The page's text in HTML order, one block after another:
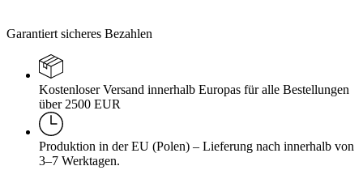
Garantiert sicheres Bezahlen
Kostenloser Versand innerhalb Europas für alle Bestellungen
über 2500 EUR
Produktion in der EU (Polen) – Lieferung nach innerhalb von
3–7 Werktagen.